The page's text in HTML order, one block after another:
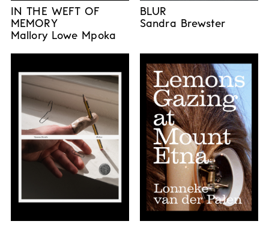
IN THE WEFT OF
MEMORY
Mallory Lowe Mpoka
BLUR
Sandra Brewster